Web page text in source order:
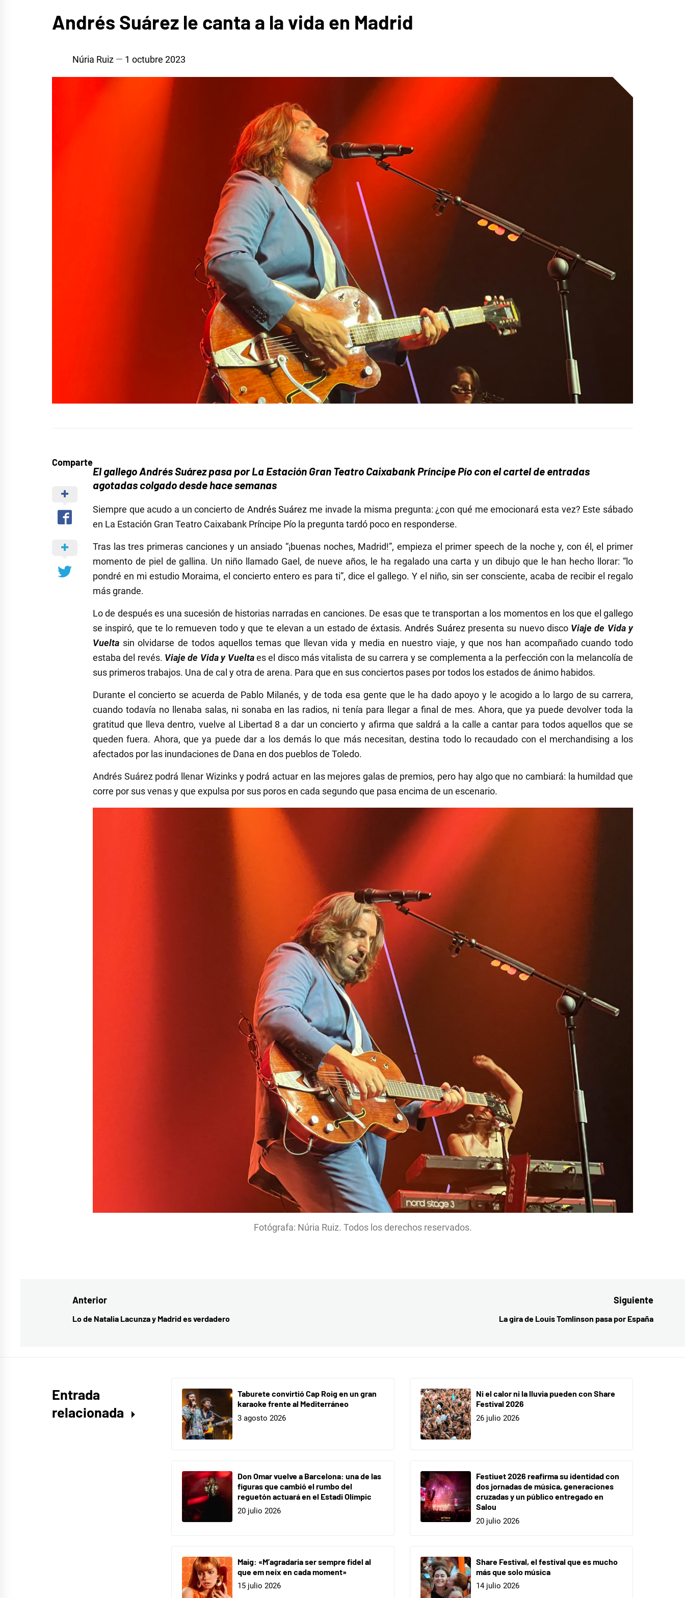
Andrés Suárez le canta a la vida en Madrid
Núria Ruiz 1 octubre 2023
Comparte
El gallego Andrés Suárez pasa porLa Estación Gran Teatro Caixabank Príncipe Pío con el cartel de entradas
agotadas colgado desde hace semanas
Siempre que acudo a un concierto de Andrés Suárez me invade la misma pregunta: ¿con qué me emocionará esta vez? Este sábado
en La Estación Gran Teatro Caixabank Príncipe Pío la pregunta tardó poco en responderse.
Tras las tres primeras canciones y un ansiado “¡buenas noches, Madrid!”, empieza el primer speech de la noche y, con él, el primer
momento de piel de gallina. Un niño llamado Gael, de nueve años, le ha regalado una carta y un dibujo que le han hecho llorar: “lo
pondré en mi estudio Moraima, el concierto entero es para ti”, dice el gallego. Y el niño, sin ser consciente, acaba de recibir el regalo
más grande.
Lo de después es una sucesión de historias narradas en canciones. De esas que te transportan a los momentos en los que el gallego
se inspiró, que te lo remueven todo y que te elevan a un estado de éxtasis.Andrés Suárezpresenta su nuevo disco Viaje de Vida y
Vuelta sin olvidarse de todos aquellos temas que llevan vida y media en nuestro viaje, y que nos han acompañado cuando todo
estaba del revés. Viaje de Vida y Vueltaes el disco más vitalista de su carrera y se complementa a la perfección con la melancolía de
sus primeros trabajos. Una de cal y otra de arena. Para que en sus conciertos pases por todos los estados de ánimo habidos.
Durante el concierto se acuerda de Pablo Milanés, y de toda esa gente que le ha dado apoyo y le acogido a lo largo de su carrera,
cuando todavía no llenaba salas, ni sonaba en las radios, ni tenía para llegar a final de mes. Ahora, que ya puede devolver toda la
gratitud que lleva dentro, vuelve al Libertad 8 a dar un concierto y afirma que saldrá a la calle a cantar para todos aquellos que se
queden fuera. Ahora, que ya puede dar a los demás lo que más necesitan, destina todo lo recaudado con el merchandising a los
afectados por las inundaciones de Dana en dos pueblos de Toledo.
Andrés Suárez podrá llenar Wizinks y podrá actuar en las mejores galas de premios, pero hay algo que no cambiará: la humildad que
corre por sus venas y que expulsa por sus poros en cada segundo que pasa encima de un escenario.
Fotógrafa: Núria Ruiz. Todos los derechos reservados.
Suárez
cantautor,
Navegación
de
Anterior
Entrada
Lo de Natalia Lacunza y Madrid es verdadero
Siguiente
Entrada
La gira de Louis Tomlinson pasa por España
Entrada
relacionada
Taburete convirtió Cap Roig en un gran
karaoke frente al Mediterráneo
3 agosto 2026
Ni el calor ni la lluvia pueden con Share
Festival 2026
26 julio 2026
Don Omar vuelve a Barcelona: una de las
figuras que cambió el rumbo del
reguetón actuará en el Estadi Olímpic
20 julio 2026
Festiuet 2026 reafirma su identidad con
dos jornadas de música, generaciones
cruzadas y un público entregado en
Salou
20 julio 2026
Maig: «M’agradaria ser sempre fidel al
que em neix en cada moment»
15 julio 2026
Share Festival, el festival que es mucho
más que solo música
14 julio 2026